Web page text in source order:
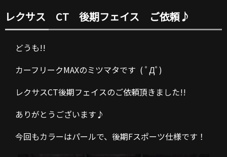
レクサス CT 後期フェイス ご依頼♪
どうも!!
カーフリークMAXのミツマタです ( ﾟДﾟ)
レクサスCT後期フェイスのご依頼頂きました!!
ありがとうございます♪
今回もカラーはパールで、後期Fスポーツ仕様です！